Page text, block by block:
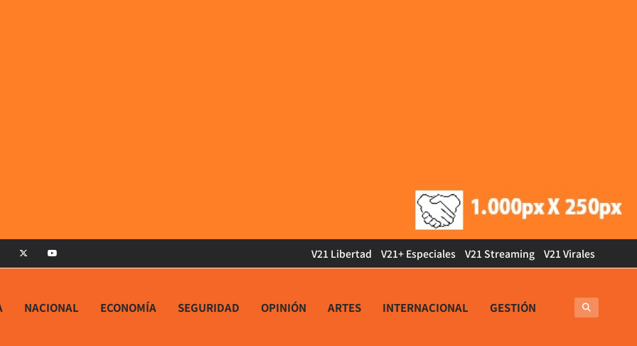
V21 Libertad V21+ Especiales V21 Streaming V21 Virales
NACIONAL ECONOMÍA SEGURIDAD OPINIÓN ARTES INTERNACIONAL GESTIÓN